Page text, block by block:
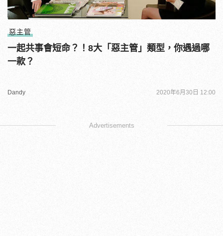
惡主管
一起共事會短命？！8大「惡主管」類型，你遇過哪
一款？
Dandy 2020年6月30日 12:00
Advertisements